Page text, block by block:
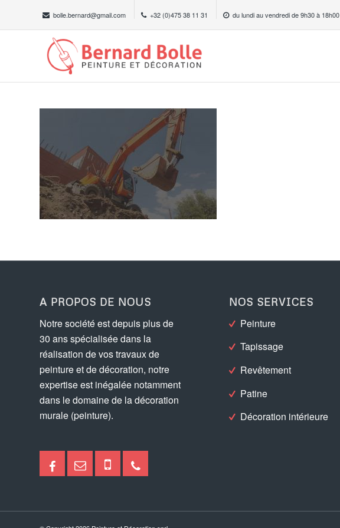
bolle.bernard@gmail.com +32 (0)475 38 11 31 du lundi au vendredi de 9h30 à 18h00
A PROPOS DE NOUS
Notre société est depuis plus de
30 ans spécialisée dans la
réalisation de vos travaux de
peinture et de décoration, notre
expertise est inégalée notamment
dans le domaine de la décoration
murale (peinture).
NOS SERVICES
Peinture
Tapissage
Revêtement
Patine
Décoration intérieure